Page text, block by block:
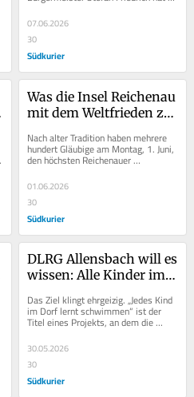
das Thema auf die Agenda gesetzt.
Wie das Projekt...
07.06.2026
30
Südkurier
Was die Insel Reichenau
mit dem Weltfrieden zu
Nach alter Tradition haben mehrere
hundert Gläubige am Montag, 1. Juni,
den höchsten Reichenauer
Blut-Fest....
01.06.2026
30
Südkurier
DLRG Allensbach will es
wissen: Alle Kinder im
können
Das Ziel klingt ehrgeizig. „Jedes Kind
im Dorf lernt schwimmen“ ist der
Titel eines Projekts, an dem die
Allensbacher Gruppe der Deutschen...
30.05.2026
30
Südkurier